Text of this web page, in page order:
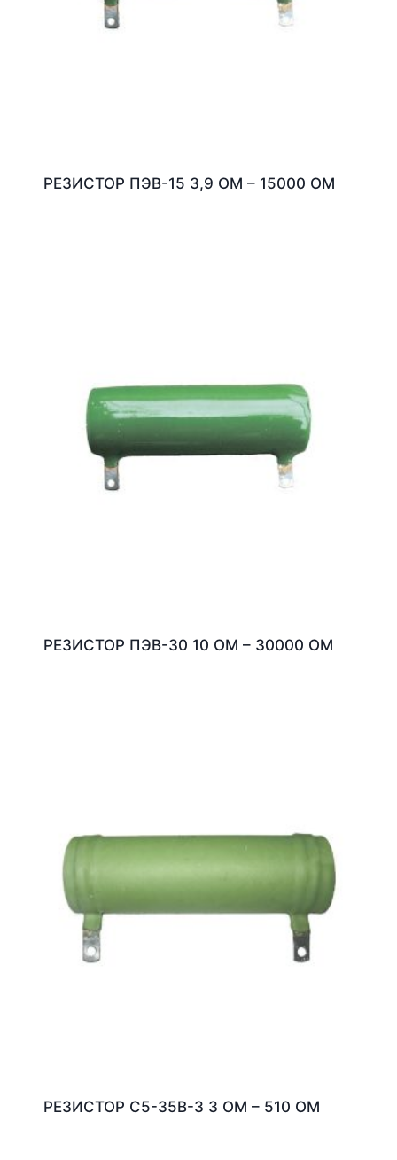
РЕЗИСТОР ПЭВ-15 3,9 ОМ – 15000 ОМ
РЕЗИСТОР ПЭВ-30 10 ОМ – 30000 ОМ
РЕЗИСТОР С5-35В-3 3 ОМ – 510 ОМ